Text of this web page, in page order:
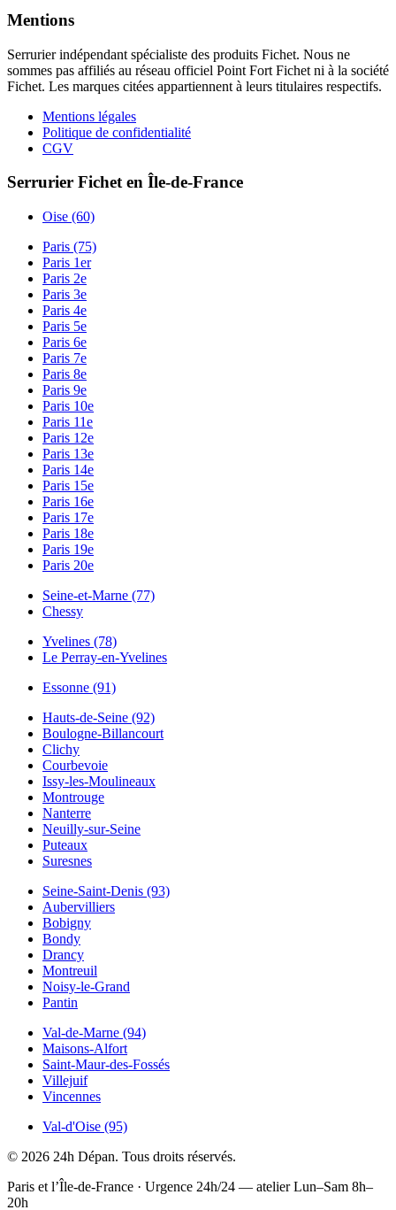
Mentions
Serrurier indépendant spécialiste des produits Fichet. Nous ne
sommes pas affiliés au réseau officiel Point Fort Fichet ni à la société
Fichet. Les marques citées appartiennent à leurs titulaires respectifs.
Mentions légales
Politique de confidentialité
CGV
Serrurier Fichet en Île-de-France
Oise (60)
Paris (75)
Paris 1er
Paris 2e
Paris 3e
Paris 4e
Paris 5e
Paris 6e
Paris 7e
Paris 8e
Paris 9e
Paris 10e
Paris 11e
Paris 12e
Paris 13e
Paris 14e
Paris 15e
Paris 16e
Paris 17e
Paris 18e
Paris 19e
Paris 20e
Seine-et-Marne (77)
Chessy
Yvelines (78)
Le Perray-en-Yvelines
Essonne (91)
Hauts-de-Seine (92)
Boulogne-Billancourt
Clichy
Courbevoie
Issy-les-Moulineaux
Montrouge
Nanterre
Neuilly-sur-Seine
Puteaux
Suresnes
Seine-Saint-Denis (93)
Aubervilliers
Bobigny
Bondy
Drancy
Montreuil
Noisy-le-Grand
Pantin
Val-de-Marne (94)
Maisons-Alfort
Saint-Maur-des-Fossés
Villejuif
Vincennes
Val-d'Oise (95)
© 2026 24h Dépan. Tous droits réservés.
Paris et l’Île-de-France · Urgence 24h/24 — atelier Lun–Sam 8h–
20h